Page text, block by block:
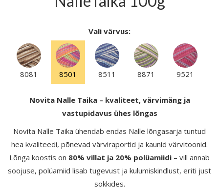
Vali värvus:
8081 8501 8511 8871 9521
Novita Nalle Taika – kvaliteet, värvimäng ja
vastupidavus ühes lõngas
Novita Nalle Taika ühendab endas Nalle lõngasarja tuntud
hea kvaliteedi, põnevad värviraportid ja kaunid värvitoonid.
Lõnga koostis on 80% villat ja 20% polüamiidi – vill annab
soojuse, polüamiid lisab tugevust ja kulumiskindlust, eriti just
sokkides.